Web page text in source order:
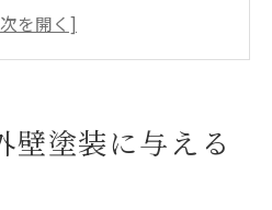
ないための塗料選定法
敗しない秘訣
びで重視すべきポイント
壁塗装に与える